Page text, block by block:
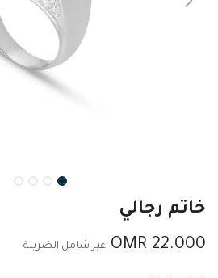
خاتم رجالي
22.000
غير شامل الضريبة